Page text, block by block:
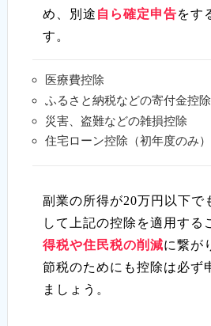
め、別途 自ら確定申告をす
す。
医療費控除
ふるさと納税などの寄付金控除
災害、盗難などの雑損控除
住宅ローン控除（初年度のみ）
副業の所得が20万円以下で
して上記の控除を適用する
得税や住民税の削減に繋が
節税のためにも控除は必ず
ましょう。